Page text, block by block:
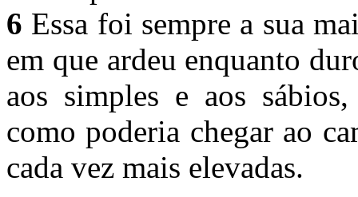
6 Essa foi sempre a sua
em que ardeu enquanto
aos simples e aos
como poderia chegar ao
cada vez mais elevadas.